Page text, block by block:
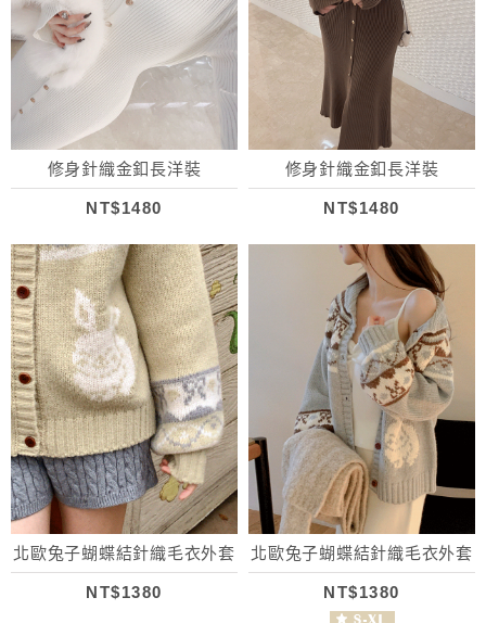
修身針織金釦長洋裝
NT$1480
修身針織金釦長洋裝
NT$1480
北歐兔子蝴蝶結針織毛衣外套
NT$1380
北歐兔子蝴蝶結針織毛衣外套
NT$1380